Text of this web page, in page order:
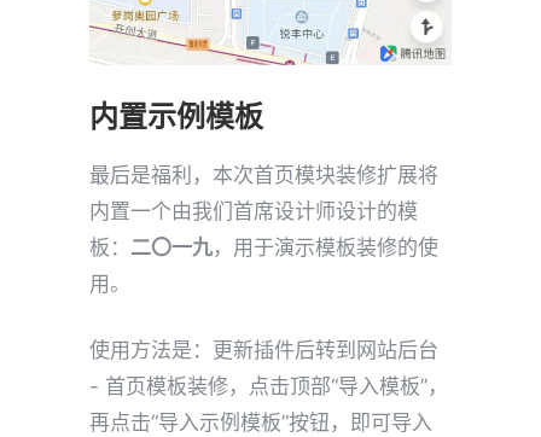
内置示例模板
最后是福利，本次首页模块装修扩展将
内置一个由我们首席设计师设计的模
板： 二〇一九，用于演示模板装修的使
用。
使用方法是：更新插件后转到网站后台
- 首页模板装修，点击顶部“导入模板”，
再点击“导入示例模板”按钮，即可导入